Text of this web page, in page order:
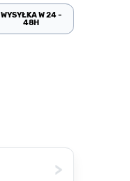
WYSYŁKA W 24 -
48H
>